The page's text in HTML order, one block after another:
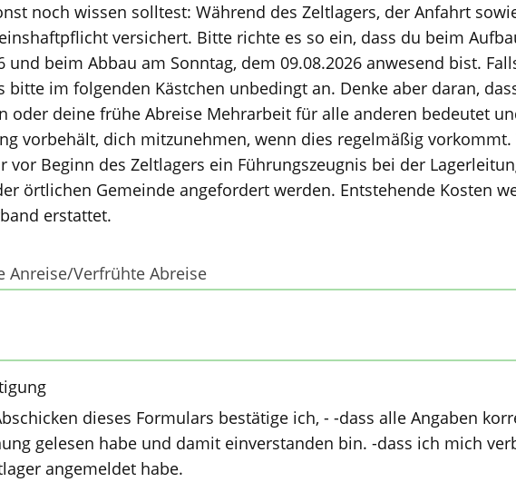
Während des Zeltlagers, der Anfahrt sowie der Abfahrt bist du
Bitte richte es so ein, dass du beim Aufbau am Freitag, den
und beim Abbau am Sonntag, dem 09.08.2026 anwesend bist.
bitte im folgenden Kästchen unbedingt an. Denke aber daran,
deine frühe Abreise Mehrarbeit für alle anderen bedeutet und dass sich
dich mitzunehmen, wenn dies regelmäßig vorkommt. Wichtig: Wiederum ist
vor Beginn des Zeltlagers ein Führungszeugnis bei der
örtlichen Gemeinde angefordert werden. Entstehende Kosten
erstattet.
Anreise/Verfrühte Abreise
dieses Formulars bestätige ich, - -dass alle Angaben korrekt sind. -dass ich die
gelesen habe und damit einverstanden bin. -dass ich mich
angemeldet habe.